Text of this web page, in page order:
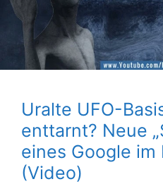
Uralte UFO-
enttarnt? Neue
eines Google
(Video)